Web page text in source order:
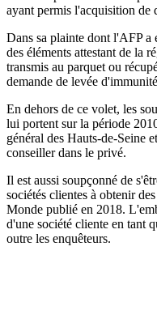
ayant permis l'acquisition de
Dans sa plainte dont l'AFP a
des éléments attestant de la
transmis au parquet ou
demande de levée
En dehors de ce volet, les
lui portent sur la période
général des Hauts-de-Seine
conseiller dans le privé.
Il est aussi soupçonné de
sociétés clientes à obtenir
Monde publié en 2018.
d'une société cliente en tant
outre les enquêteurs.